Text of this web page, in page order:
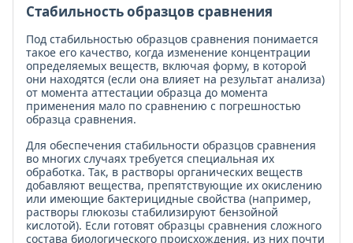
Стабильность образцов сравнения
Под стабильностью образцов сравнения понимается
такое его качество, когда изменение концентрации
определяемых веществ, включая форму, в которой
они находятся (если она влияет на результат анализа)
от момента аттестации образца до момента
применения мало по сравнению с погрешностью
образца сравнения.
Для обеспечения стабильности образцов сравнения
во многих случаях требуется специальная их
обработка. Так, в растворы органических веществ
добавляют вещества, препятствующие их окислению
или имеющие бактерицидные свойства (например,
растворы глюкозы стабилизируют бензойной
кислотой). Если готовят образцы сравнения сложного
состава биологического происхождения, из них почти